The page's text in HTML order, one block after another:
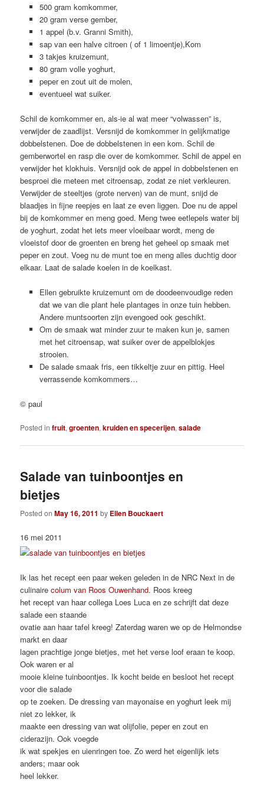
500 gram komkommer,
20 gram verse gember,
1 appel (b.v. Granni Smith),
sap van een halve citroen ( of 1 limoentje),Kom
3 takjes kruizemunt,
80 gram volle yoghurt,
peper en zout uit de molen,
eventueel wat suiker.
Schil de komkommer en, als-ie al wat meer “volwassen” is,
verwijder de zaadlijst. Versnijd de komkommer in gelijkmatige
dobbelstenen. Doe de dobbelstenen in een kom. Schil de
gemberwortel en rasp die over de komkommer. Schil de appel en
verwijder het klokhuis. Versnijd ook de appel in dobbelstenen en
besproei die meteen met citroensap, zodat ze niet verkleuren.
Verwijder de steeltjes (grote nerven) van de munt, snijd de
blaadjes in fijne reepjes en laat ze even liggen. Doe nu de appel
bij de komkommer en meng goed. Meng twee eetlepels water bij
de yoghurt, zodat het iets meer vloeibaar wordt, meng de
vloeistof door de groenten en breng het geheel op smaak met
peper en zout. Voeg nu de munt toe en meng alles duchtig door
elkaar. Laat de salade koelen in de koelkast.
Ellen gebruikte kruizemunt om de doodeenvoudige reden
dat we van die plant hele plantages in onze tuin hebben.
Andere muntsoorten zijn evengoed ook geschikt.
Om de smaak wat minder zuur te maken kun je, samen
met het citroensap, wat suiker over de appelblokjes
strooien.
De salade smaak fris, een tikkeltje zuur en pittig. Heel
verrassende komkommers…
© paul
Posted in fruit,groenten,kruiden en specerijen,salade
Salade van tuinboontjes en
bietjes
Posted onMay 16, 2011 by Ellen Bouckaert
16 mei 2011
Ik las het recept een paar weken geleden in de NRC Next in de
culinairecolum van Roos Ouwenhand. Roos kreeg
het recept van haar collega Loes Luca en ze schrijft dat deze
salade een staande
ovatie aan haar tafel kreeg! Zaterdag waren we op de Helmondse
markt en daar
lagen prachtige jonge bietjes, met het verse loof eraan te koop.
Ook waren er al
mooie kleine tuinboontjes. Ik kocht beide en besloot het recept
voor die salade
op te zoeken. De dressing van mayonaise en yoghurt leek mij
niet zo lekker, ik
maakte een dressing van wat olijfolie, peper en zout en
ciderazijn. Ook voegde
ik wat spekjes en uienringen toe. Zo werd het eigenlijk iets
anders; maar ook
heel lekker.